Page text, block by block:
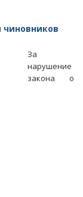
За
нарушение
закона о